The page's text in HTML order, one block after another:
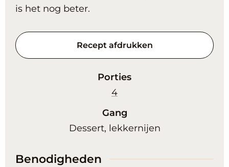
is het nog beter.
Recept afdrukken
Porties
4
Gang
Dessert, lekkernijen
Benodigheden